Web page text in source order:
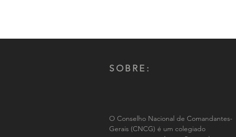
SOBRE:
O Conselho Nacional de Comandantes-
Gerais (CNCG) é um colegiado